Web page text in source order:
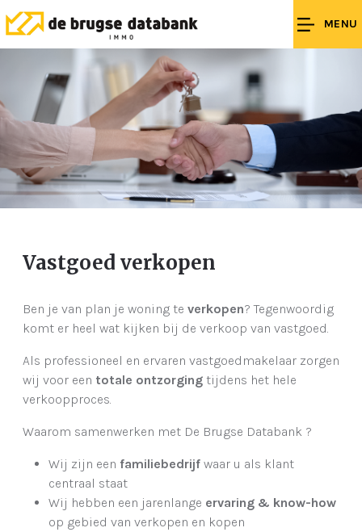
MENU
Vastgoed verkopen
Ben je van plan je woning te verkopen? Tegenwoordig
komt er heel wat kijken bij de verkoop van vastgoed.
Als professioneel en ervaren vastgoedmakelaar zorgen
wij voor een totale ontzorging tijdens het hele
verkoopproces.
Waarom samenwerken met De Brugse Databank ?
Wij zijn een familiebedrijf waar u als klant
centraal staat
Wij hebben een jarenlange ervaring & know-how
op gebied van verkopen en kopen